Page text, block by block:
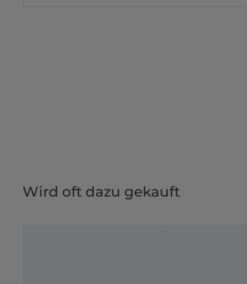
Wird oft dazu gekauft